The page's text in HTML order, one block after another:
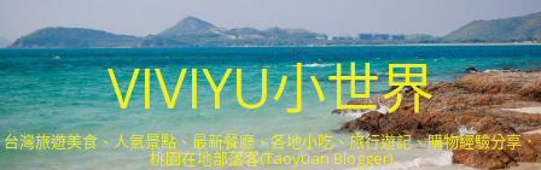
VIVIYU小世界
台灣旅遊美食、人氣景點、最新餐廳、各地小吃、旅行遊記、購物經驗分享．
桃園在地部落客(Taoyuan Blogger)